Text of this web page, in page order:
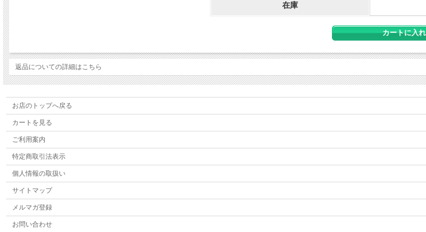
在庫
返品についての詳細はこちら
お店のトップへ戻る
カートを見る
ご利用案内
特定商取引法表示
個人情報の取扱い
サイトマップ
メルマガ登録
お問い合わせ